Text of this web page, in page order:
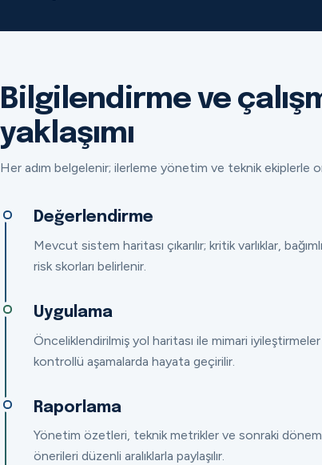
Bilgilendirme ve
yaklaşımı
Her adım belgelenir; ilerleme yönetim ve teknik ekiplerle
Değerlendirme
Mevcut sistem haritası çıkarılır; kritik varlıklar,
risk skorları belirlenir.
Uygulama
Önceliklendirilmiş yol haritası ile mimari iyileştirmeler
kontrollü aşamalarda hayata geçirilir.
Raporlama
Yönetim özetleri, teknik metrikler ve sonraki dönem
önerileri düzenli aralıklarla paylaşılır.